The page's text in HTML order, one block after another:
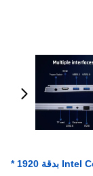
15كمبيوتر محمول ذو 6 بوصات Intel Core I7 1355U بدقة 1920 *